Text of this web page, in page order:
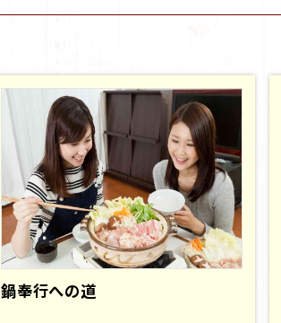
鍋奉行への道